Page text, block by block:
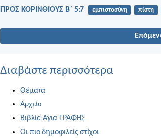
ΠΡΟΣ ΚΟΡΙΝΘΙΟΥΣ Β΄ 5:7 εμπιστοσύνη πίστη
Διαβάστε περισσότερα
Θέματα
Αρχείο
Βιβλία Αγια ΓΡΑΦΗΣ
Οι πιο δημοφιλείς στίχοι